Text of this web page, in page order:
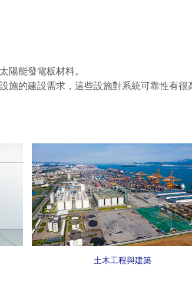
陽能發電板材料。
的建設需求，這些設施對系統可靠性有
土木工程與建築